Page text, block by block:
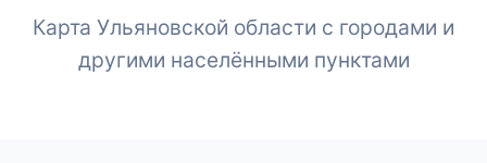
Карта Ульяновской области с городами и
другими населёнными пунктами